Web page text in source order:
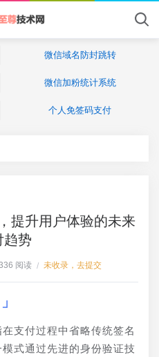
微信域名防封跳转
微信加粉统计系统
个人免签码支付
提升用户体验的未来
趋势
阅读 / 未收录，去提交
支付过程中省略传统签名
式通过先进的身份验证技